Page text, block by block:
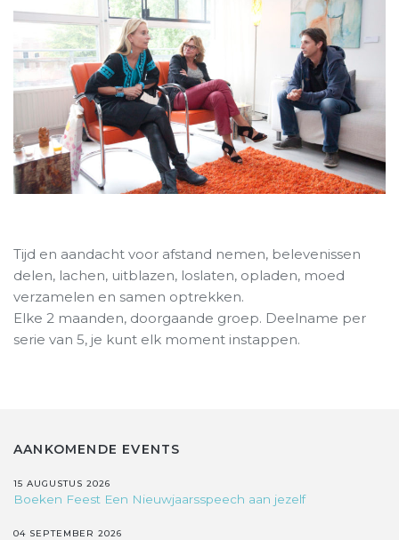
Tijd en aandacht voor afstand nemen, belevenissen
delen, lachen, uitblazen, loslaten, opladen, moed
verzamelen en samen optrekken.
Elke 2 maanden, doorgaande groep. Deelname per
serie van 5, je kunt elk moment instappen.
AANKOMENDE EVENTS
15 AUGUSTUS 2026
Boeken Feest Een Nieuwjaarsspeech aan jezelf
04 SEPTEMBER 2026